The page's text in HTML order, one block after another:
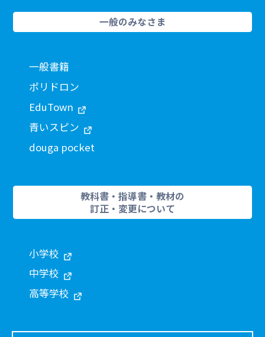
一般のみなさま
一般書籍
ポリドロン
EduTown
青いスピン
douga pocket
教科書・指導書・教材の
訂正・変更について
小学校
中学校
高等学校